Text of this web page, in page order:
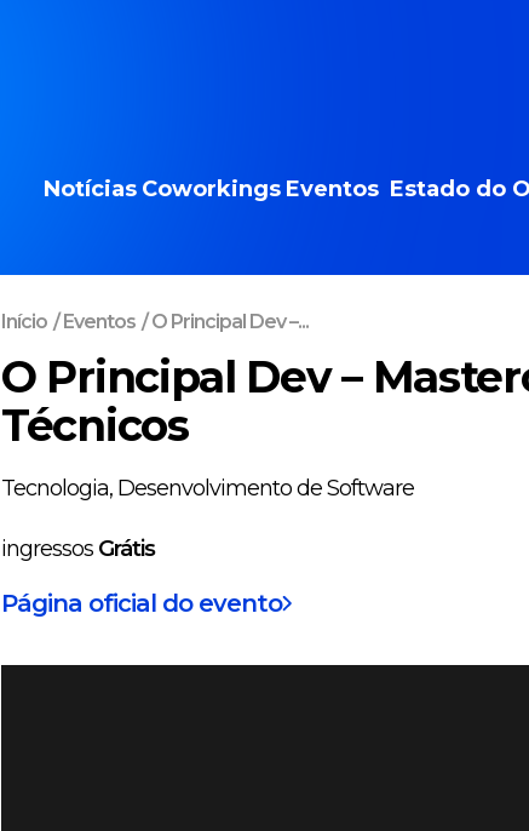
Notícias Coworkings Eventos Estado do
Início /Eventos / O Principal Dev –...
O Principal Dev –
Técnicos
Tecnologia, Desenvolvimento de Software
ingressos Grátis
Página oficial do evento